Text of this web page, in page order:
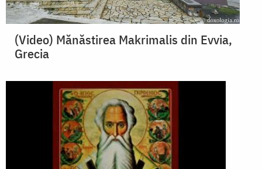
(Video) Mănăstirea Makrimalis din Evvia,
Grecia